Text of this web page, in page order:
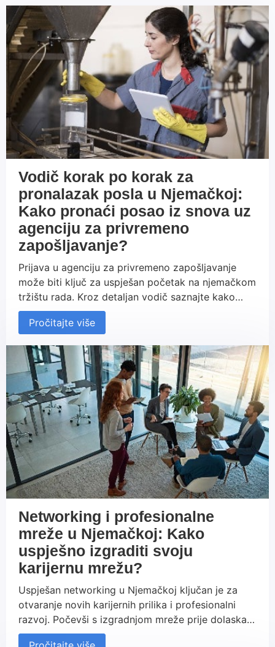
Vodič korak po korak za
pronalazak posla u Njemačkoj:
Kako pronaći posao iz snova uz
agenciju za privremeno
zapošljavanje?
Prijava u agenciju za privremeno zapošljavanje
može biti ključ za uspješan početak na njemačkom
tržištu rada. Kroz detaljan vodič saznajte kako
odabrati odgovarajuću agenciju, dobiti najbolju
ponudu za posao, organizirati svoj boravak u
koja vam olakšava svaki korak.
Pročitajte više
Networking i profesionalne
mreže u Njemačkoj: Kako
uspješno izgraditi svoju
karijernu mrežu?
Uspješan networking u Njemačkoj ključan je za
otvaranje novih karijernih prilika i profesionalni
razvoj. Počevši s izgradnjom mreže prije dolaska u
Njemačku, sudjelovanjem na stručnim događanjima